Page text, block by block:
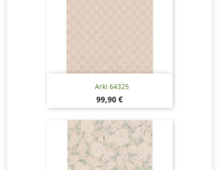
Arki 64325
Pris
99,90 €